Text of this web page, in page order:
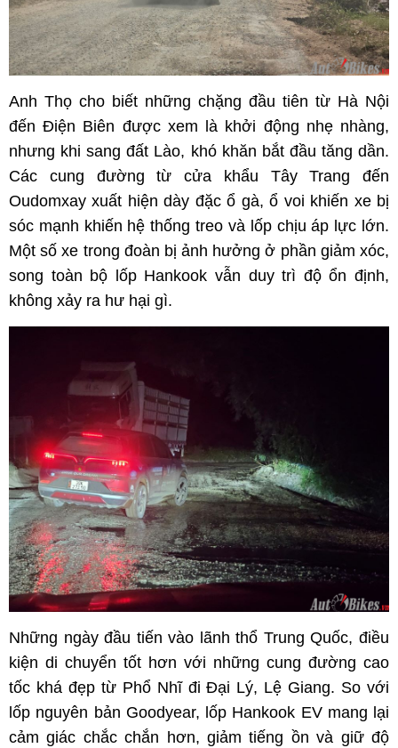
Anh Thọ cho biết những chặng đầu tiên từ Hà Nội
đến Điện Biên được xem là khởi động nhẹ nhàng,
nhưng khi sang đất Lào, khó khăn bắt đầu tăng dần.
Các cung đường từ cửa khẩu Tây Trang đến
Oudomxay xuất hiện dày đặc ổ gà, ổ voi khiến xe bị
sóc mạnh khiến hệ thống treo và lốp chịu áp lực lớn.
Một số xe trong đoàn bị ảnh hưởng ở phần giảm xóc,
song toàn bộ lốp Hankook vẫn duy trì độ ổn định,
không xảy ra hư hại gì.
Những ngày đầu tiến vào lãnh thổ Trung Quốc, điều
kiện di chuyển tốt hơn với những cung đường cao
tốc khá đẹp từ Phổ Nhĩ đi Đại Lý, Lệ Giang. So với
lốp nguyên bản Goodyear, lốp Hankook EV mang lại
cảm giác chắc chắn hơn, giảm tiếng ồn và giữ độ